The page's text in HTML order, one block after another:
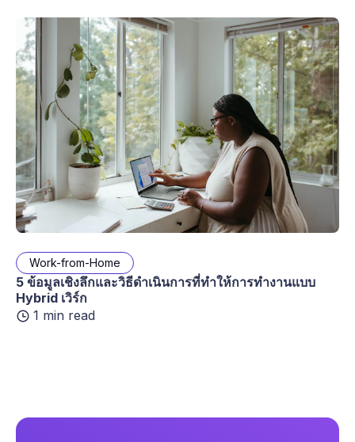
Work-from-Home
5 ข้อมูลเชิงลึกและวิธีดำเนินการที่ทำให้การทำงานแบบ
Hybrid เวิร์ก
1 min read